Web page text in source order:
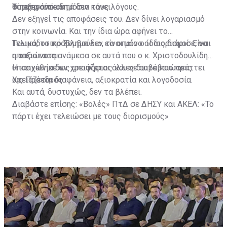
συμφερόντων.
θα εξηγούσε δημόσια τους λόγους.
Τίποτα από αυτά δεν κάνει.
Δεν εξηγεί τις αποφάσεις του. Δεν δίνει λογαριασμό
στην κοινωνία. Και την ίδια ώρα αφήνει το
Γνωμοδοτικό Συμβούλιο, το οποίο ο ίδιος διόρισε, να
απαξιώνεται.
Τελικά, το πρόβλημα δεν είναι μόνο οι διορισμοί. Είναι
η απόσταση ανάμεσα σε αυτά που ο κ. Χριστοδουλίδης
υποσχέθηκε ως υποψήφιος και σε αυτά που πράττει
ως Πρόεδρος.
Η κοινωνία δεν χρειάζεται άλλες διαβεβαιώσεις.
Χρειάζεται διαφάνεια, αξιοκρατία και λογοδοσία.
Και αυτά, δυστυχώς, δεν τα βλέπει.
Διαβάστε επίσης: «Βολές» ΠτΔ σε ΔΗΣΥ και ΑΚΕΛ: «Το
πάρτι έχει τελειώσει με τους διορισμούς»